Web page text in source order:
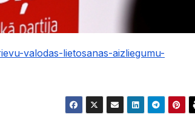
valodas-lietosanas-aizliegumu-